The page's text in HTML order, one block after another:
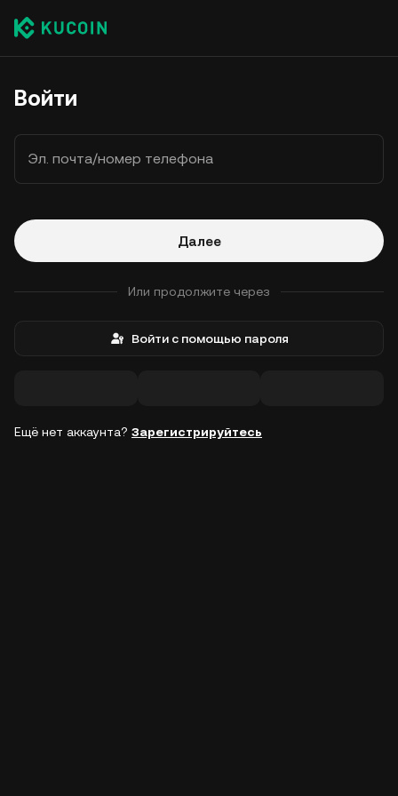
Войти
Эл. почта/номер телефона
Далее
Или продолжите через
Войти с помощью пароля
Ещё нет аккаунта? Зарегистрируйтесь